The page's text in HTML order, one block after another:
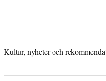
Kultur, nyheter och